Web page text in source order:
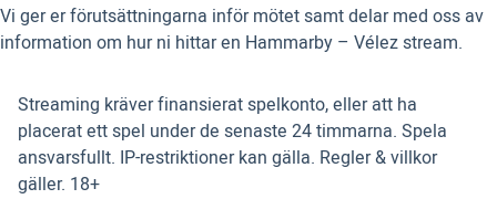
Vi ger er förutsättningarna inför mötet samt delar med oss av
information om hur ni hittar en Hammarby – Vélez stream.
Streaming kräver finansierat spelkonto, eller att ha
placerat ett spel under de senaste 24 timmarna. Spela
ansvarsfullt. IP-restriktioner kan gälla. Regler & villkor
gäller. 18+